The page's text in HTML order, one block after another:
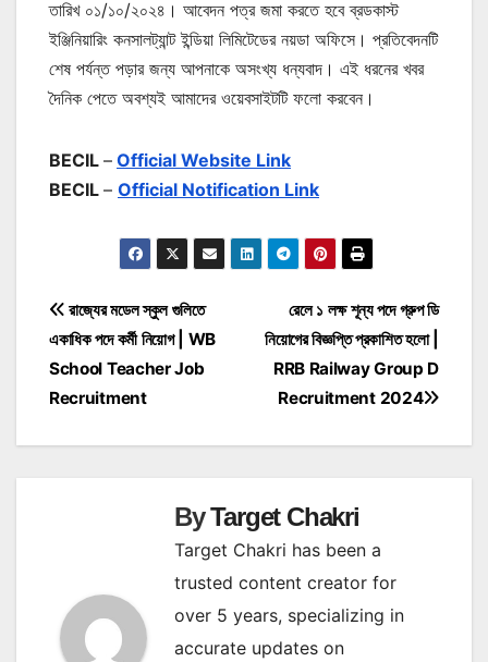
তারিখ ০১/১০/২০২৪। আবেদন পত্র জমা করতে হবে ব্রডকাস্ট
ইঞ্জিনিয়ারিং কনসালট্যান্ট ইন্ডিয়া লিমিটেডের নয়ডা অফিসে। প্রতিবেদনটি
শেষ পর্যন্ত পড়ার জন্য আপনাকে অসংখ্য ধন্যবাদ। এই ধরনের খবর
দৈনিক পেতে অবশ্যই আমাদের ওয়েবসাইটটি ফলো করবেন।
BECIL – Official Website Link
BECIL – Official Notification Link
Post
navigation
রেলে ১ লক্ষ শূন্য পদে গ্রুপ ডি
নিয়োগের বিজ্ঞপ্তি প্রকাশিত হলো |
RRB Railway Group D
Recruitment 2024
রাজ্যের মডেল স্কুল গুলিতে
একাধিক পদে কর্মী নিয়োগ | WB
School Teacher Job
Recruitment
ByTarget Chakri
Target Chakri has been a
trusted content creator for
over 5 years, specializing in
accurate updates on